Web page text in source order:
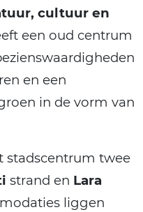
cultuur en
een oud centrum
en een
in de vorm van
stadscentrum twee
strand en Lara
liggen